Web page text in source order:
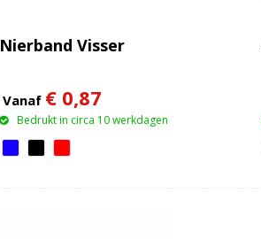
Nierband Visser
Vanaf € 0,87
Bedrukt in circa 10 werkdagen